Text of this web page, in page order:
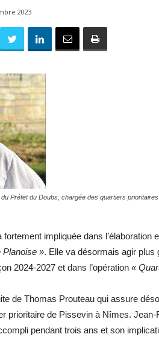
2023
Préfet du Doubs, chargée des quartiers
impliquée dans l’élaboration
Planoise ». Elle va désormais agir
2024-2027 et dans l’opération «
de Thomas Prouteau qui assure
prioritaire de Pissevin à Nîmes.
pendant trois ans et son